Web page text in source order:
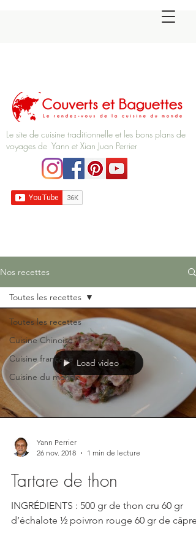
Le site de cuisine traditionnelle et les bons plans de
voyages de Yann et Xian Juan Perrier
Nos recettes
Toutes les recettes
Cuisine Chinoise
Cuisine française
Cuisine du monde
Toutes les recettes
Load video
Yann Perrier
26 nov. 2018
1 min de lecture
Tartare de thon
INGRÉDIENTS : 500 gr de thon cru 60 gr
d’échalote ½ poivron rouge 60 gr de câpres